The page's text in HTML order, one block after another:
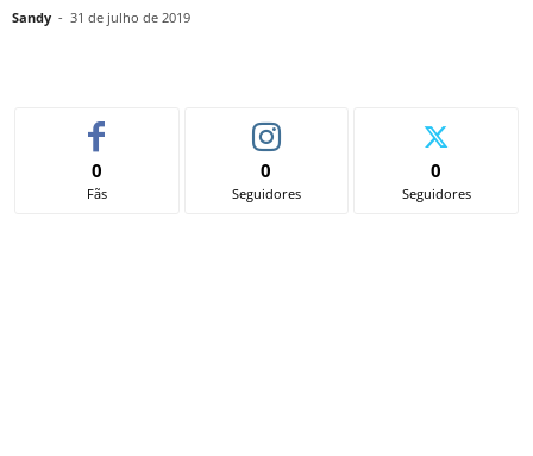
Sandy - 31 de julho de 2019
0
Fãs
0
Seguidores
0
Seguidores